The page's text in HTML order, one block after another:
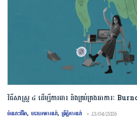
វិធីសាស្រ្ត ៤ ​ដើម្បី​ការពារ និងគ្រប់គ្រង​អាការៈ
ចំណេះជីវិត, បទយកការណ៍, ព្រឹត្តិការណ៍ • 13/04/2026